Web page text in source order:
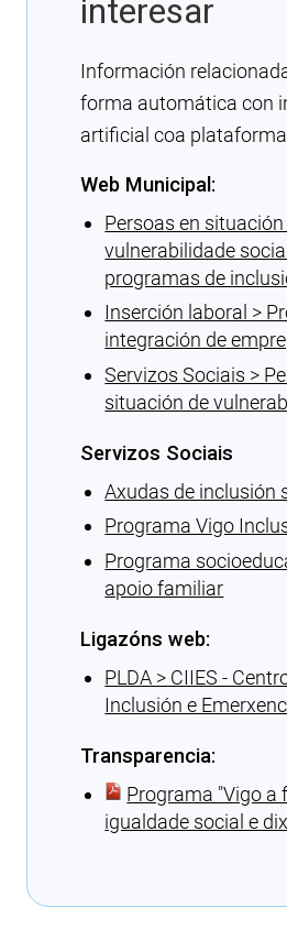
interesar
Información
forma automática con
artificial coa
Web Municipal:
Persoas en situación
vulnerabilidade
programas de
Inserción laboral >
integración de
Servizos Sociais >
situación de
Servizos Sociais
Axudas de inclusión
Programa Vigo
Programa
apoio familiar
Ligazóns web:
PLDA > CIIES -
Inclusión e
Transparencia:
Programa ″Vigo a
igualdade social e